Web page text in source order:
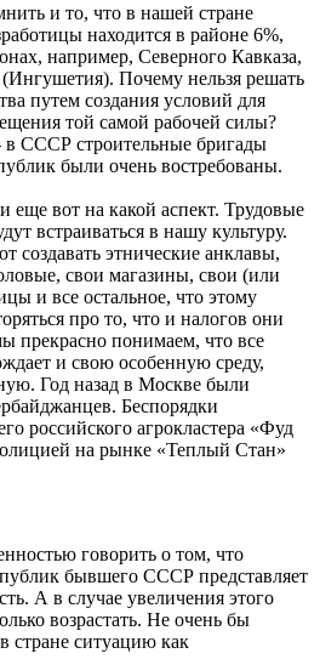
и то, что в нашей стране
находится в районе 6%,
например, Северного Кавказа,
Почему нельзя решать
путем создания условий для
той самой рабочей силы?
СССР строительные бригады
были очень востребованы.
еще вот на какой аспект. Трудовые
встраиваться в нашу культуру.
создавать этнические анклавы,
свои магазины, свои (или
и все остальное, что этому
про то, что и налогов они
прекрасно понимаем, что все
и свою особенную среду,
Год назад в Москве были
Беспорядки
российского агрокластера «Фуд
на рынке «Теплый Стан»
говорить о том, что
бывшего СССР представляет
А в случае увеличения этого
возрастать. Не очень бы
стране ситуацию как